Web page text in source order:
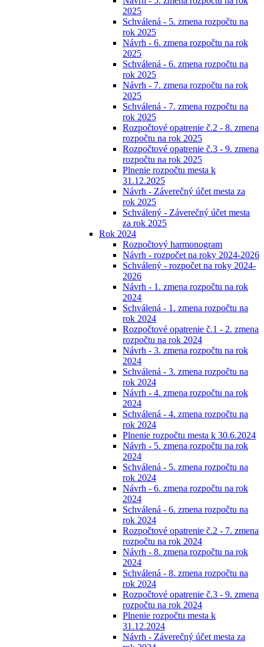
2025
Schválená - 5. zmena rozpočtu na
rok 2025
Návrh - 6. zmena rozpočtu na rok
2025
Schválená - 6. zmena rozpočtu na
rok 2025
Návrh - 7. zmena rozpočtu na rok
2025
Schválená - 7. zmena rozpočtu na
rok 2025
Rozpočtové opatrenie č.2 - 8. zmena
rozpočtu na rok 2025
Rozpočtové opatrenie č.3 - 9. zmena
rozpočtu na rok 2025
Plnenie rozpočtu mesta k
31.12.2025
Návrh - Záverečný účet mesta za
rok 2025
Schválený - Záverečný účet mesta
za rok 2025
Rok 2024
Rozpočtový harmonogram
Návrh - rozpočet na roky 2024-2026
Schválený - rozpočet na roky 2024-
2026
Návrh - 1. zmena rozpočtu na rok
2024
Schválená - 1. zmena rozpočtu na
rok 2024
Rozpočtové opatrenie č.1 - 2. zmena
rozpočtu na rok 2024
Návrh - 3. zmena rozpočtu na rok
2024
Schválená - 3. zmena rozpočtu na
rok 2024
Návrh - 4. zmena rozpočtu na rok
2024
Schválená - 4. zmena rozpočtu na
rok 2024
Plnenie rozpočtu mesta k 30.6.2024
Návrh - 5. zmena rozpočtu na rok
2024
Schválená - 5. zmena rozpočtu na
rok 2024
Návrh - 6. zmena rozpočtu na rok
2024
Schválená - 6. zmena rozpočtu na
rok 2024
Rozpočtové opatrenie č.2 - 7. zmena
rozpočtu na rok 2024
Návrh - 8. zmena rozpočtu na rok
2024
Schválená - 8. zmena rozpočtu na
rok 2024
Rozpočtové opatrenie č.3 - 9. zmena
rozpočtu na rok 2024
Plnenie rozpočtu mesta k
31.12.2024
Návrh - Záverečný účet mesta za